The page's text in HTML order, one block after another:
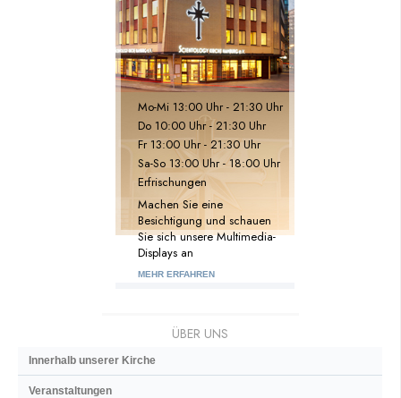
Mo-Mi 13:00 Uhr - 21:30 Uhr
Do 10:00 Uhr - 21:30 Uhr
Fr 13:00 Uhr - 21:30 Uhr
Sa-So 13:00 Uhr - 18:00 Uhr
Erfrischungen
Machen Sie eine
Besichtigung und schauen
Sie sich unsere Multimedia-
Displays an
MEHR ERFAHREN
ÜBER UNS
Innerhalb unserer Kirche
Veranstaltungen